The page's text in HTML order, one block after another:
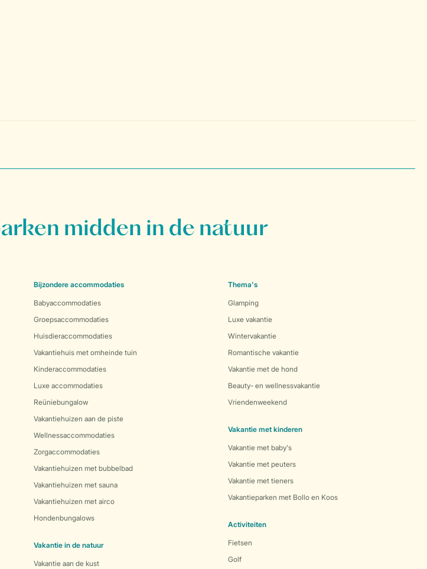
midden in de natuur
Bijzondere accommodaties
Babyaccommodaties
Groepsaccommodaties
Huisdieraccommodaties
Vakantiehuis met omheinde tuin
Kinderaccommodaties
Luxe accommodaties
Reüniebungalow
Vakantiehuizen aan de piste
Wellnessaccommodaties
Zorgaccommodaties
Vakantiehuizen met bubbelbad
Vakantiehuizen met sauna
Vakantiehuizen met airco
Hondenbungalows
Vakantie in de natuur
Vakantie aan de kust
Thema's
Glamping
Luxe vakantie
Wintervakantie
Romantische vakantie
Vakantie met de hond
Beauty- en wellnessvakantie
Vriendenweekend
Vakantie met kinderen
Vakantie met baby's
Vakantie met peuters
Vakantie met tieners
Vakantieparken met Bollo en Koos
Activiteiten
Fietsen
Golf